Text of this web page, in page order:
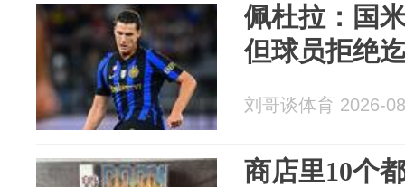
佩杜拉：国
但球员拒绝
刘哥谈体育 2026-
商店里10个